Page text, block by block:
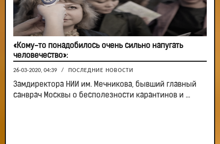
«Кому-то понадобилось очень сильно напугать
человечество»:
26-03-2020, 04:39 / ПОСЛЕДНИЕ НОВОСТИ
Замдиректора НИИ им. Мечникова, бывший главный
санврач Москвы о бесполезности карантинов и ...